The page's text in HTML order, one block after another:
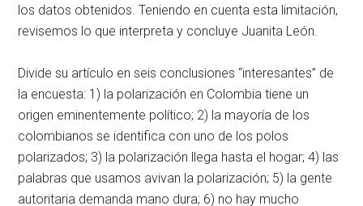
los datos obtenidos. Teniendo en cuenta esta limitación,
revisemos lo que interpreta y concluye Juanita León.
Divide su artículo en seis conclusiones “interesantes” de
la encuesta: 1) la polarización en Colombia tiene un
origen eminentemente político; 2) la mayoría de los
colombianos se identifica con uno de los polos
polarizados; 3) la polarización llega hasta el hogar; 4) las
palabras que usamos avivan la polarización; 5) la gente
autoritaria demanda mano dura; 6) no hay mucho